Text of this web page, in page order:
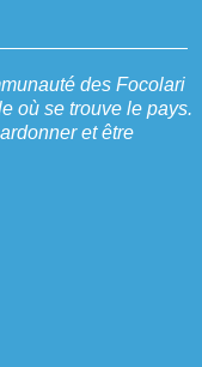
des Focolari
où se trouve le pays.
et être